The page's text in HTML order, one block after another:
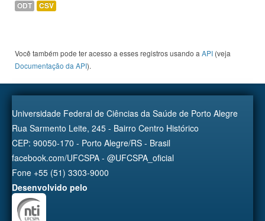
ODT CSV
Você também pode ter acesso a esses registros usando a API (veja
Documentação da API).
Universidade Federal de Ciências da Saúde de Porto Alegre
Rua Sarmento Leite, 245 - Bairro Centro Histórico
CEP: 90050-170 - Porto Alegre/RS - Brasil
facebook.com/UFCSPA - @UFCSPA_oficial
Fone +55 (51) 3303-9000
Desenvolvido pelo